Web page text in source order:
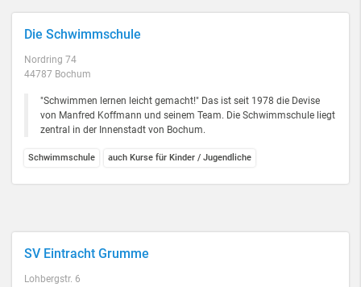
Die Schwimmschule
Nordring 74
44787 Bochum
"Schwimmen lernen leicht gemacht!" Das ist seit 1978 die Devise
von Manfred Koffmann und seinem Team. Die Schwimmschule liegt
zentral in der Innenstadt von Bochum.
Schwimmschule auch Kurse für Kinder / Jugendliche
SV Eintracht Grumme
Lohbergstr. 6